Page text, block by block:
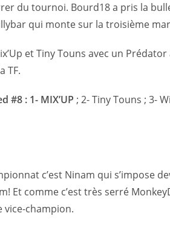
du tournoi. Bourd18 a pris la
qui monte sur la troisième
et Tiny Touns avec un
TF.
#8 : 1- MIX’UP ; 2- Tiny Touns ; 3-
c’est Ninam qui s’impose
Et comme c’est très serré
vice-champion.